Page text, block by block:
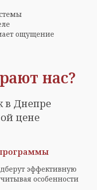
ощущение
нас?
Днепре
цене
эффективную
особенности